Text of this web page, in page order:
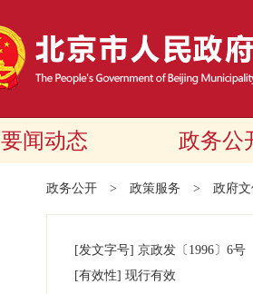
要闻动态 政务公
政务公开 > 政策服务 > 政府
[发文字号] 京政发 〔1996〕 6号
[有效性] 现行有效